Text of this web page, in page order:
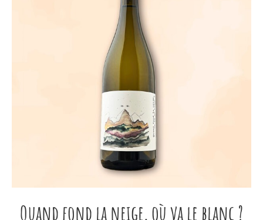
Quand fond la neige, où va le blanc ?